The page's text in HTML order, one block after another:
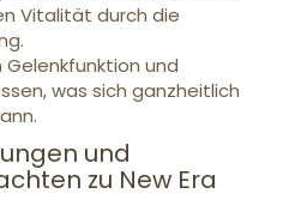
Vitalität durch die
und
was sich ganzheitlich
und
zu New Era